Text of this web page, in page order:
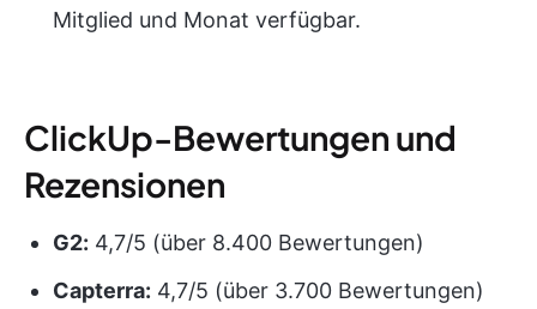
Mitglied und Monat verfügbar.
ClickUp-Bewertungen und
Rezensionen
G2: 4,7/5 (über 8.400 Bewertungen)
Capterra: 4,7/5 (über 3.700 Bewertungen)